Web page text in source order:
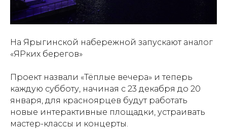
На Ярыгинской набережной запускают аналог
«ЯРких берегов»
Проект назвали «Тёплые вечера» и теперь
каждую субботу, начиная с 23 декабря до 20
января, для красноярцев будут работать
новые интерактивные площадки, устраивать
мастер-классы и концерты.